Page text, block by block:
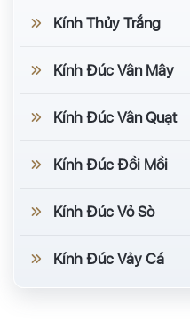
Kính Thủy Trắng
Kính Đúc Vân Mây
Kính Đúc Vân Quạt
Kính Đúc Đồi Mồi
Kính Đúc Vỏ Sò
Kính Đúc Vảy Cá